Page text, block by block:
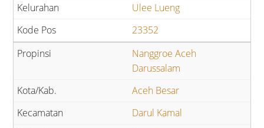
Ulee Lueng
23352
Nanggroe Aceh
Darussalam
Aceh Besar
Darul Kamal